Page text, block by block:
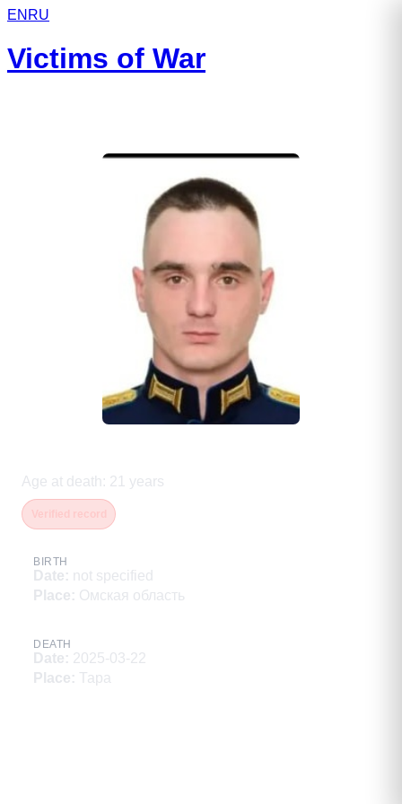
EN RU
Victims of War
Age at death : 21 years
BIRTH
Date: not specified
Place: Омская область
DEATH
Date: 2025-03-22
Place: Тара